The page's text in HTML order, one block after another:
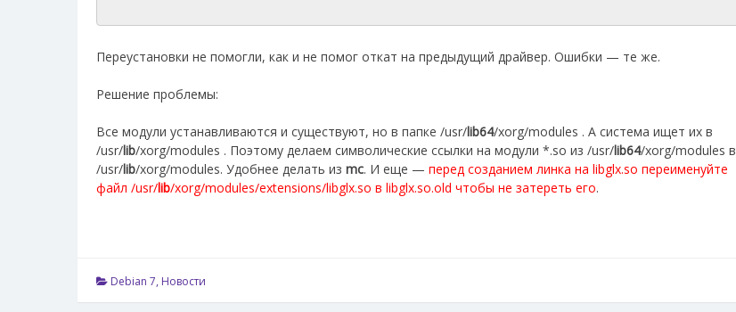
Переустановки не помогли, как и не помог откат на предыдущий драйвер. Ошибки — те же.
Решение проблемы:
Все модули устанавливаются и существуют, но в папке /usr/lib64/xorg/modules . А система ищет их в
/usr/lib/xorg/modules . Поэтому делаем символические ссылки на модули *.so из /usr/lib64/xorg/modules в
/usr/lib/xorg/modules. Удобнее делать из mc. И еще — перед созданием линка на libglx.so переименуйте
файл /usr/lib/xorg/modules/extensions/libglx.so в libglx.so.old чтобы не затереть его.
Debian 7, Новости